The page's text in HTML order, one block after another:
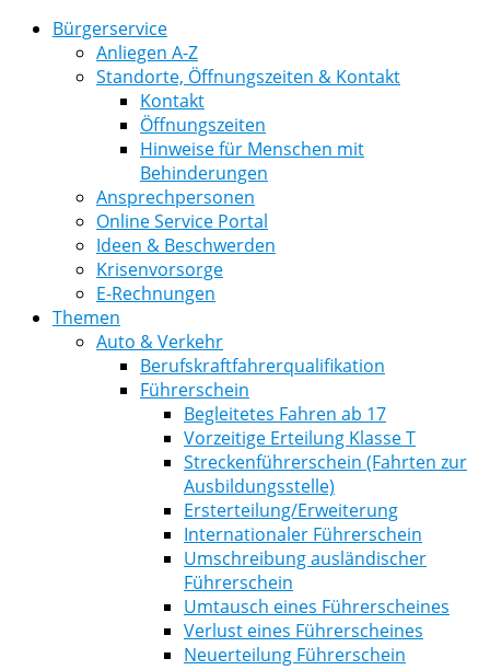
Bürgerservice
Anliegen A-Z
Standorte, Öffnungszeiten & Kontakt
Kontakt
Öffnungszeiten
Hinweise für Menschen mit
Behinderungen
Ansprechpersonen
Online Service Portal
Ideen & Beschwerden
Krisenvorsorge
E-Rechnungen
Themen
Auto & Verkehr
Berufskraftfahrerqualifikation
Führerschein
Begleitetes Fahren ab 17
Vorzeitige Erteilung Klasse T
Streckenführerschein (Fahrten zur
Ausbildungsstelle)
Ersterteilung/Erweiterung
Internationaler Führerschein
Umschreibung ausländischer
Führerschein
Umtausch eines Führerscheines
Verlust eines Führerscheines
Neuerteilung Führerschein